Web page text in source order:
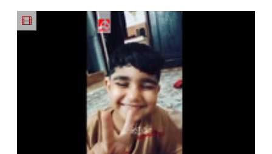
داره
مدت
محدود)
نصف قیمت
بخر!😉
پرسشنامه و
دریافت راه